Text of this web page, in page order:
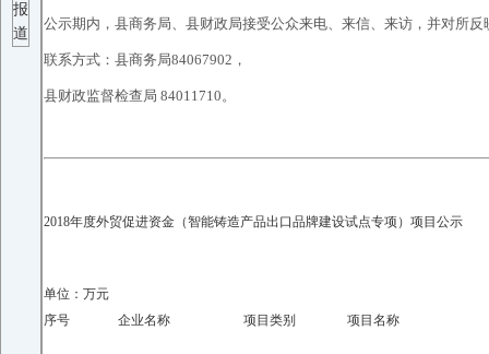
报
道
公示期内，县商务局、县财政局接受公众来电、来信、来访，并对所
联系方式：县商务局84067902，
县财政监督检查局 84011710。
2018年度外贸促进资金（智能铸造产品出口品牌建设试点专项）项目公示
单位：万元
序号
企业名称 项目类别 项目名称